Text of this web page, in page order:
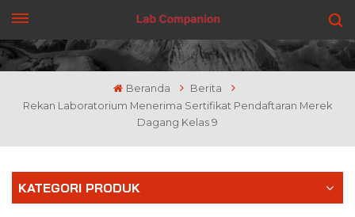
DAPATKAN PENAWARAN
Beranda
Berita
Rekan Laboratorium Menerima Sertifikat Pendaftaran Merek
Dagang Kelas 9
KATEGORI PRODUK